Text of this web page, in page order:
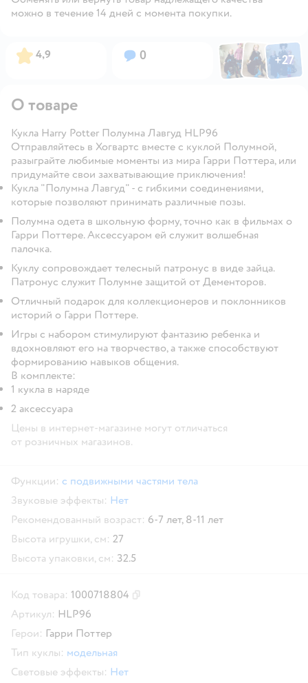
можно в течение 14 дней с момента покупки.
Рейтинг:
4,9 Вопросов:
0 ФотоФотоФото
+27
Открыть
О товаре
Кукла Harry Potter Полумна Лавгуд HLP96
Отправляйтесь в Хогвартс вместе с куклой Полумной,
разыграйте любимые моменты из мира Гарри Поттера, или
придумайте свои захватывающие приключения!
Кукла "Полумна Лавгуд" - с гибкими соединениями,
которые позволяют принимать различные позы.
Полумна одета в школьную форму, точно как в фильмах о
Гарри Поттере. Аксессуаром ей служит волшебная
палочка.
Куклу сопровождает телесный патронус в виде зайца.
Патронус служит Полумне защитой от Дементоров.
Отличный подарок для коллекционеров и поклонников
историй о Гарри Поттере.
Игры с набором стимулируют фантазию ребенка и
вдохновляют его на творчество, а также способствуют
формированию навыков общения.
В комплекте:
1 кукла в наряде
2 аксессуара
Цены в интернет-магазине могут отличаться
от розничных магазинов.
Функции: с подвижными частями тела
Звуковые эффекты: Нет
Рекомендованный возраст: 6-7 лет, 8-11 лет
Высота игрушки, см: 27
Высота упаковки, см: 32.5
Код товара: 1000718804
Артикул: HLP96
Герои: Гарри Поттер
Тип куклы: модельная
Световые эффекты: Нет